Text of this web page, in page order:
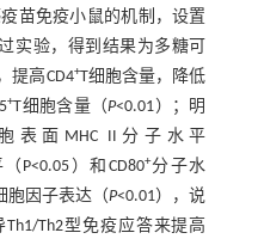
苗免疫小鼠的机制，设置
实验，得到结果为多糖可
提高CD4+T细胞含量，降低
+T细胞含量（P<0.01）；明
表面MHC II分子水平
P<0.05）和CD80+分子水
胞因子表达（P<0.01），说
Th2型免疫应答来提高